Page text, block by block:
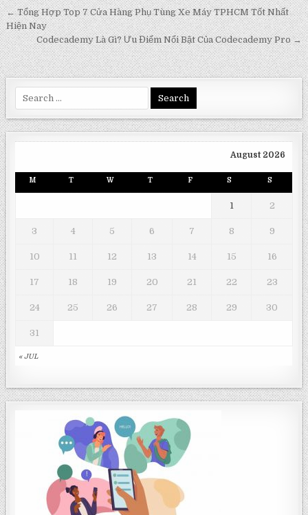
Post
navigation
← Tổng Hợp Top 7 Cửa Hàng Phụ Tùng Xe Máy TPHCM Tốt Nhất
Hiện Nay
Codecademy Là Gì? Ưu Điểm Nổi Bật Của Codecademy Pro →
for:
August 2026
M T W T F S S
« JUL
1 2
3 4 5 6 7 8 9
10 11 12 13 14 15 16
17 18 19 20 21 22 23
24 25 26 27 28 29 30
31